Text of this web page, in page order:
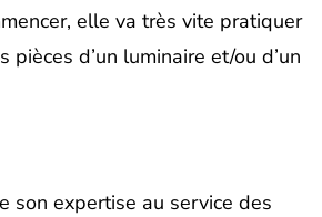
elle va très vite pratiquer
d’un luminaire et/ou d’un
son expertise au service des